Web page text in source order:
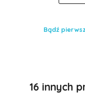
16 innych
Bądź